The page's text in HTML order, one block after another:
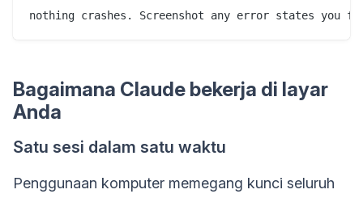
Bagaimana Claude bekerja di layar
Anda
Satu sesi dalam satu waktu
Penggunaan komputer memegang kunci seluruh